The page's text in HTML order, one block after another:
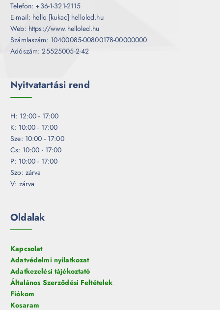
Telefon: +36-1-321-2115
E-mail: hello [kukac] helloled.hu
Web: https://www.helloled.hu
Számlaszám: 10400085-00800178-00000000
Adószám: 25525005-2-42
Nyitvatartási rend
H: 12:00 - 17:00
K: 10:00 - 17:00
Sze: 10:00 - 17:00
Cs: 10:00 - 17:00
P: 10:00 - 17:00
Szo: zárva
V: zárva
Oldalak
Kapcsolat
Adatvédelmi nyilatkozat
Adatkezelési tájékoztató
Általános Szerződési Feltételek
Fiókom
Kosaram